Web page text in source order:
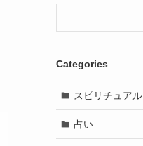
Categories
スピリチュアル
占い